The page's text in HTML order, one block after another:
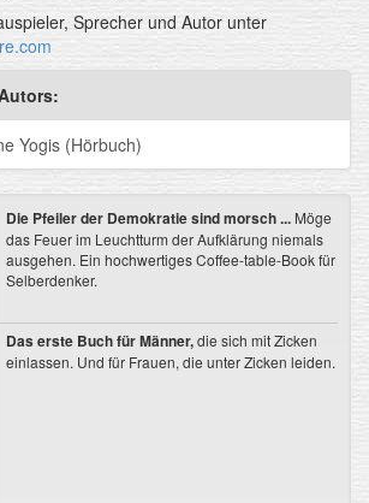
Sprecher und Autor unter
Yogis (Hörbuch)
Die Pfeiler der Demokratie sind morsch ...Möge
das Feuer im Leuchtturm der Aufklärung niemals
ausgehen. Ein hochwertiges Coffee-table-Book für
Selberdenker.
Das erste Buch für Männer,die sich mit Zicken
einlassen. Und für Frauen, die unter Zicken leiden.